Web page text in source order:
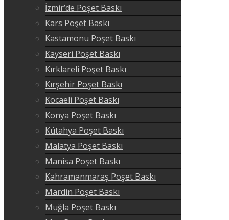
İzmir’de Poşet Baskı
Kars Poşet Baskı
Kastamonu Poşet Baskı
Kayseri Poşet Baskı
Kırklareli Poşet Baskı
Kırşehir Poşet Baskı
Kocaeli Poşet Baskı
Konya Poşet Baskı
Kütahya Poşet Baskı
Malatya Poşet Baskı
Manisa Poşet Baskı
Kahramanmaraş Poşet Baskı
Mardin Poşet Baskı
Muğla Poşet Baskı